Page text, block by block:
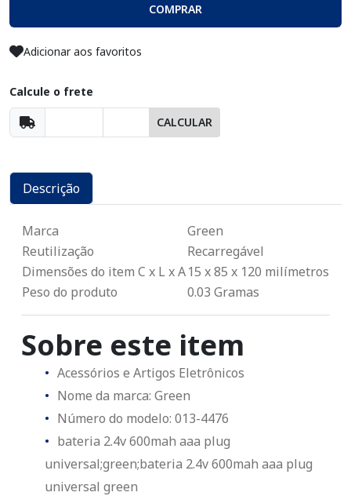
COMPRAR
Adicionar aos favoritos
Calcule o frete
CALCULAR
Descrição
Marca
Green
Reutilização
Recarregável
Dimensões do item C x L x A15 x 85 x 120 milímetros
Peso do produto
0.03 Gramas
Sobre este item
Acessórios e Artigos Eletrônicos
Nome da marca: Green
Número do modelo: 013-4476
bateria 2.4v 600mah aaa plug
universal;green;bateria 2.4v 600mah aaa plug
universal green